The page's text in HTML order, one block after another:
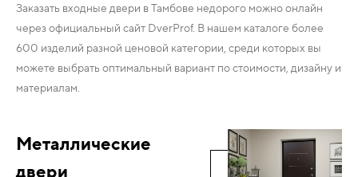
Заказать входные двери в Тамбове недорого можно онлайн
через официальный сайт DverProf. В нашем каталоге более
600 изделий разной ценовой категории, среди которых вы
можете выбрать оптимальный вариант по стоимости, дизайну и
материалам.
Металлические
двери